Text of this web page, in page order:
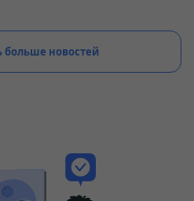
больше новостей